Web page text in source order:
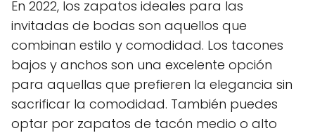
En 2022, los zapatos ideales para las
invitadas de bodas son aquellos que
combinan estilo y comodidad. Los tacones
bajos y anchos son una excelente opción
para aquellas que prefieren la elegancia sin
sacrificar la comodidad. También puedes
optar por zapatos de tacón medio o alto